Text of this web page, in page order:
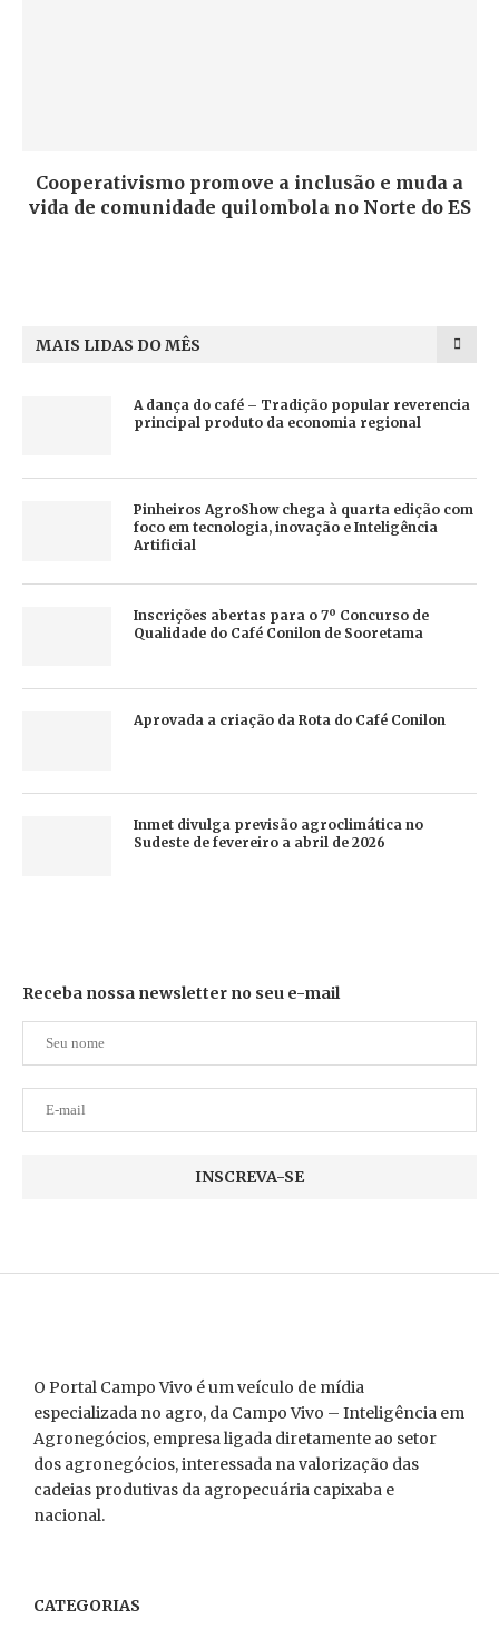
Cooperativismo promove a inclusão e muda a
vida de comunidade quilombola no Norte do ES
MAIS LIDAS DO MÊS
A dança do café – Tradição popular reverencia
principal produto da economia regional
Pinheiros AgroShow chega à quarta edição com
foco em tecnologia, inovação e Inteligência
Artificial
Inscrições abertas para o 7º Concurso de
Qualidade do Café Conilon de Sooretama
Aprovada a criação da Rota do Café Conilon
Inmet divulga previsão agroclimática no
Sudeste de fevereiro a abril de 2026
Receba nossa newsletter no seu e-mail
O Portal Campo Vivo é um veículo de mídia
especializada no agro, da Campo Vivo – Inteligência em
Agronegócios, empresa ligada diretamente ao setor
dos agronegócios, interessada na valorização das
cadeias produtivas da agropecuária capixaba e
nacional.
CATEGORIAS